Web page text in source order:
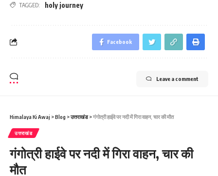
TAGGED: holy journey
Facebook
Leave a comment
Himalaya Ki Awaj >Blog >उत्तराखंड>गंगोत्री हाईवे पर नदी में गिरा वाहन, चार की मौत
उत्तराखंड
गंगोत्री हाईवे पर नदी में गिरा वाहन, चार की
मौत